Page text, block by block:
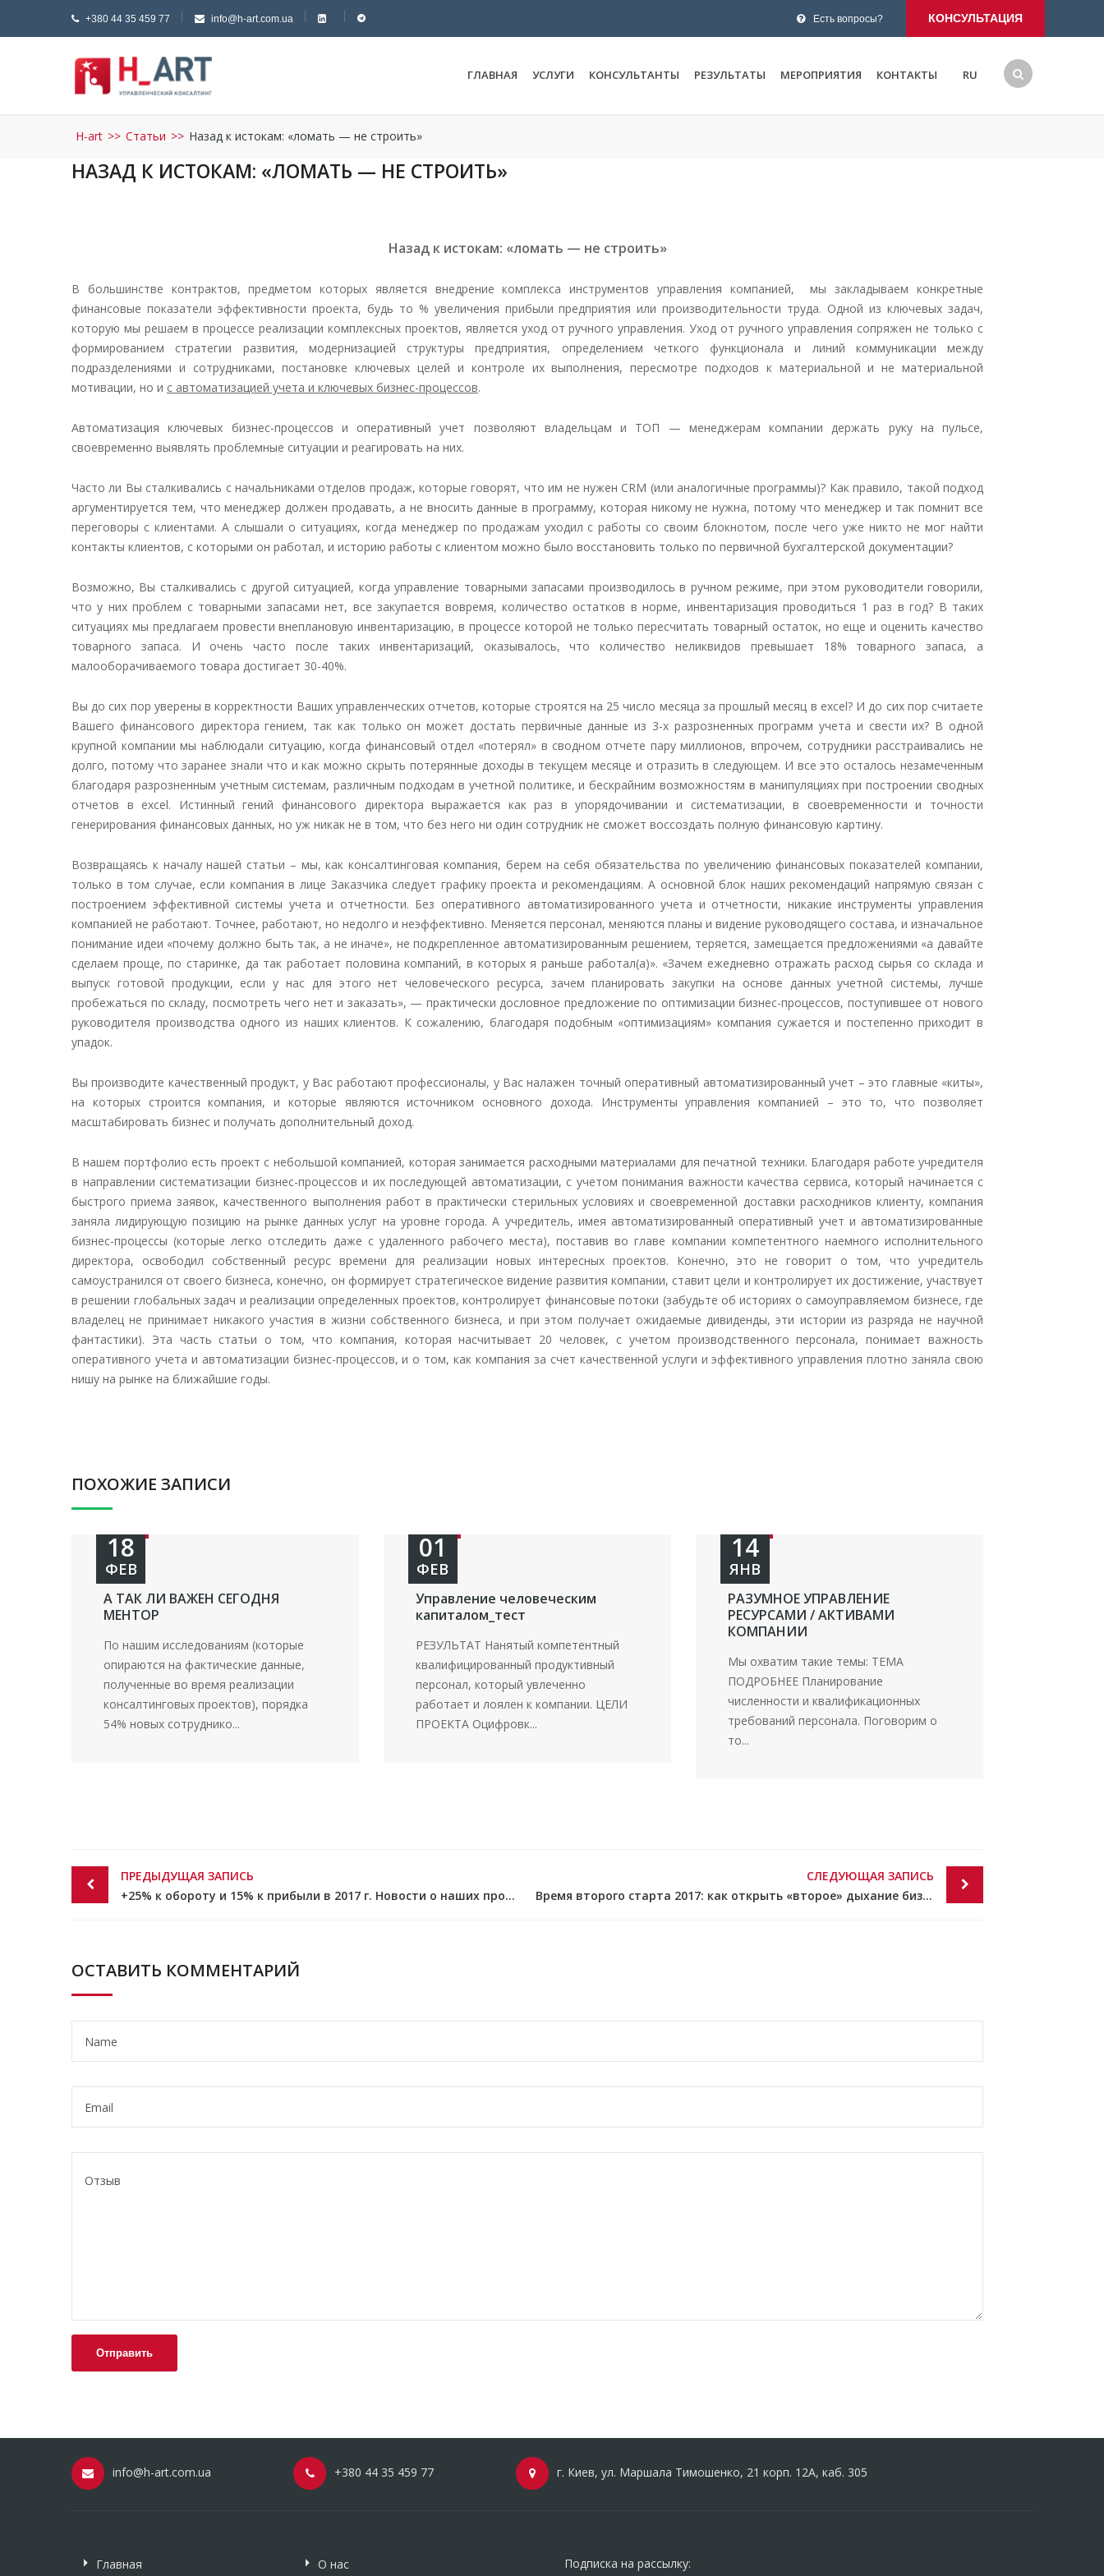
+380 44 35 459 77 info@h-art.com.ua Есть вопросы? КОНСУЛЬТАЦИЯ
ГЛАВНАЯ УСЛУГИ КОНСУЛЬТАНТЫ РЕЗУЛЬТАТЫ МЕРОПРИЯТИЯ КОНТАКТЫ RU
H-art >> Статьи >> Назад к истокам: «ломать — не строить»
НАЗАД К ИСТОКАМ: «ЛОМАТЬ — НЕ СТРОИТЬ»
Назад к истокам: «ломать — не строить»
В большинстве контрактов, предметом которых является внедрение комплекса инструментов управления компанией, мы закладываем конкретные
финансовые показатели эффективности проекта, будь то % увеличения прибыли предприятия или производительности труда. Одной из ключевых задач,
которую мы решаем в процессе реализации комплексных проектов, является уход от ручного управления. Уход от ручного управления сопряжен не только с
формированием стратегии развития, модернизацией структуры предприятия, определением четкого функционала и линий коммуникации между
подразделениями и сотрудниками, постановке ключевых целей и контроле их выполнения, пересмотре подходов к материальной и не материальной
мотивации, но и с автоматизацией учета и ключевых бизнес-процессов.
Автоматизация ключевых бизнес-процессов и оперативный учет позволяют владельцам и ТОП — менеджерам компании держать руку на пульсе,
своевременно выявлять проблемные ситуации и реагировать на них.
Часто ли Вы сталкивались с начальниками отделов продаж, которые говорят, что им не нужен CRM (или аналогичные программы)? Как правило, такой подход
аргументируется тем, что менеджер должен продавать, а не вносить данные в программу, которая никому не нужна, потому что менеджер и так помнит все
переговоры с клиентами. А слышали о ситуациях, когда менеджер по продажам уходил с работы со своим блокнотом, после чего уже никто не мог найти
контакты клиентов, с которыми он работал, и историю работы с клиентом можно было восстановить только по первичной бухгалтерской документации?
Возможно, Вы сталкивались с другой ситуацией, когда управление товарными запасами производилось в ручном режиме, при этом руководители говорили,
что у них проблем с товарными запасами нет, все закупается вовремя, количество остатков в норме, инвентаризация проводиться 1 раз в год? В таких
ситуациях мы предлагаем провести внеплановую инвентаризацию, в процессе которой не только пересчитать товарный остаток, но еще и оценить качество
товарного запаса. И очень часто после таких инвентаризаций, оказывалось, что количество неликвидов превышает 18% товарного запаса, а
малооборачиваемого товара достигает 30-40%.
Вы до сих пор уверены в корректности Ваших управленческих отчетов, которые строятся на 25 число месяца за прошлый месяц в excel? И до сих пор считаете
Вашего финансового директора гением, так как только он может достать первичные данные из 3-х разрозненных программ учета и свести их? В одной
крупной компании мы наблюдали ситуацию, когда финансовый отдел «потерял» в сводном отчете пару миллионов, впрочем, сотрудники расстраивались не
долго, потому что заранее знали что и как можно скрыть потерянные доходы в текущем месяце и отразить в следующем. И все это осталось незамеченным
благодаря разрозненным учетным системам, различным подходам в учетной политике, и бескрайним возможностям в манипуляциях при построении сводных
отчетов в excel. Истинный гений финансового директора выражается как раз в упорядочивании и систематизации, в своевременности и точности
генерирования финансовых данных, но уж никак не в том, что без него ни один сотрудник не сможет воссоздать полную финансовую картину.
Возвращаясь к началу нашей статьи – мы, как консалтинговая компания, берем на себя обязательства по увеличению финансовых показателей компании,
только в том случае, если компания в лице Заказчика следует графику проекта и рекомендациям. А основной блок наших рекомендаций напрямую связан с
построением эффективной системы учета и отчетности. Без оперативного автоматизированного учета и отчетности, никакие инструменты управления
компанией не работают. Точнее, работают, но недолго и неэффективно. Меняется персонал, меняются планы и видение руководящего состава, и изначальное
понимание идеи «почему должно быть так, а не иначе», не подкрепленное автоматизированным решением, теряется, замещается предложениями «а давайте
сделаем проще, по старинке, да так работает половина компаний, в которых я раньше работал(а)». «Зачем ежедневно отражать расход сырья со склада и
выпуск готовой продукции, если у нас для этого нет человеческого ресурса, зачем планировать закупки на основе данных учетной системы, лучше
пробежаться по складу, посмотреть чего нет и заказать», — практически дословное предложение по оптимизации бизнес-процессов, поступившее от нового
руководителя производства одного из наших клиентов. К сожалению, благодаря подобным «оптимизациям» компания сужается и постепенно приходит в
упадок.
Вы производите качественный продукт, у Вас работают профессионалы, у Вас налажен точный оперативный автоматизированный учет – это главные «киты»,
на которых строится компания, и которые являются источником основного дохода. Инструменты управления компанией – это то, что позволяет
масштабировать бизнес и получать дополнительный доход.
В нашем портфолио есть проект с небольшой компанией, которая занимается расходными материалами для печатной техники. Благодаря работе учредителя
в направлении систематизации бизнес-процессов и их последующей автоматизации, с учетом понимания важности качества сервиса, который начинается с
быстрого приема заявок, качественного выполнения работ в практически стерильных условиях и своевременной доставки расходников клиенту, компания
заняла лидирующую позицию на рынке данных услуг на уровне города. А учредитель, имея автоматизированный оперативный учет и автоматизированные
бизнес-процессы (которые легко отследить даже с удаленного рабочего места), поставив во главе компании компетентного наемного исполнительного
директора, освободил собственный ресурс времени для реализации новых интересных проектов. Конечно, это не говорит о том, что учредитель
самоустранился от своего бизнеса, конечно, он формирует стратегическое видение развития компании, ставит цели и контролирует их достижение, участвует
в решении глобальных задач и реализации определенных проектов, контролирует финансовые потоки (забудьте об историях о самоуправляемом бизнесе, где
владелец не принимает никакого участия в жизни собственного бизнеса, и при этом получает ожидаемые дивиденды, эти истории из разряда не научной
фантастики). Эта часть статьи о том, что компания, которая насчитывает 20 человек, с учетом производственного персонала, понимает важность
оперативного учета и автоматизации бизнес-процессов, и о том, как компания за счет качественной услуги и эффективного управления плотно заняла свою
нишу на рынке на ближайшие годы.
ПОХОЖИЕ ЗАПИСИ
А ТАК ЛИ ВАЖЕН СЕГОДНЯ
МЕНТОР
18
ФЕВ
По нашим исследованиям (которые
опираются на фактические данные,
полученные во время реализации
консалтинговых проектов), порядка
54% новых сотруднико...
Управление человеческим
капиталом_тест
01
ФЕВ
РЕЗУЛЬТАТ Нанятый компетентный
квалифицированный продуктивный
персонал, который увлеченно
работает и лоялен к компании. ЦЕЛИ
ПРОЕКТА Оцифровк...
РАЗУМНОЕ УПРАВЛЕНИЕ
РЕСУРСАМИ / АКТИВАМИ
КОМПАНИИ
14
ЯНВ
Мы охватим такие темы: ТЕМА
ПОДРОБНЕЕ Планирование
численности и квалификационных
требований персонала. Поговорим о
то...
Post
navigation
ПРЕДЫДУЩАЯ ЗАПИСЬ
+25% к обороту и 15% к прибыли в 2017 г. Новости о наших проектах
СЛЕДУЮЩАЯ ЗАПИСЬ
Время второго старта 2017: как открыть «второе» дыхание бизнесу
ОСТАВИТЬ КОММЕНТАРИЙ
info@h-art.com.ua +380 44 35 459 77 г. Киев, ул. Маршала Тимошенко, 21 корп. 12А, каб. 305
Главная О нас Подписка на рассылку: